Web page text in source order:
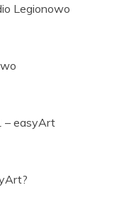
Legionowo
– easyArt